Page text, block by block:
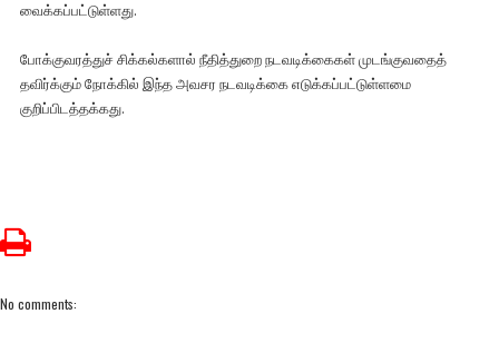
வைக்கப்பட்டுள்ளது.
போக்குவரத்துச் சிக்கல்களால் நீதித்துறை நடவடிக்கைகள் முடங்குவதைத்
தவிர்க்கும் நோக்கில் இந்த அவசர நடவடிக்கை எடுக்கப்பட்டுள்ளமை
குறிப்பிடத்தக்கது.
No comments: